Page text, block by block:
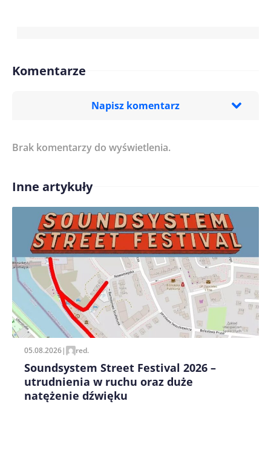
Komentarze
Napisz komentarz
Treść komentarza*
Imię/ Nick*
Zapamiętaj moje dane w tej przeglądarce podczas
pisania kolejnych komentarzy.
Brak komentarzy do wyświetlenia.
Inne artykuły
05.08.2026| red.
Soundsystem Street Festival 2026 –
utrudnienia w ruchu oraz duże
natężenie dźwięku